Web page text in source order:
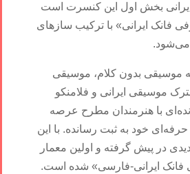
بخش اول این کنسرت است
فانک ایرانی» با ترکیب سازهای
می‌شود.
موسیقی بدون کلام، موسیقی
موسیقی ایرانی و فلامنکو
با هنرمندان مطرح عرصه
خود به ثبت رسانده. با این
در پیش گرفته و اولین معمار
ایرانی-فارسی» شده است.